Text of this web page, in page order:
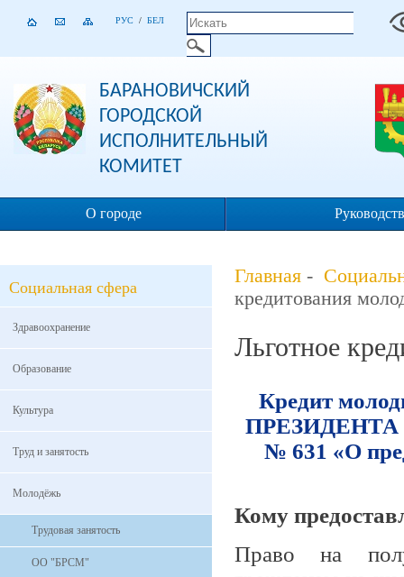
РУС / БЕЛ
БАРАНОВИЧСКИЙ
ГОРОДСКОЙ
ИСПОЛНИТЕЛЬНЫЙ
КОМИТЕТ
О городе
Социальная сфера
Здравоохранение
Образование
Культура
Труд и занятость
Молодёжь
Трудовая занятость
ОО "БРСМ"
Главная -
кредитования
Льготное
Кредит
ПРЕЗИДЕНТА
№ 631 «О
Кому
Право на